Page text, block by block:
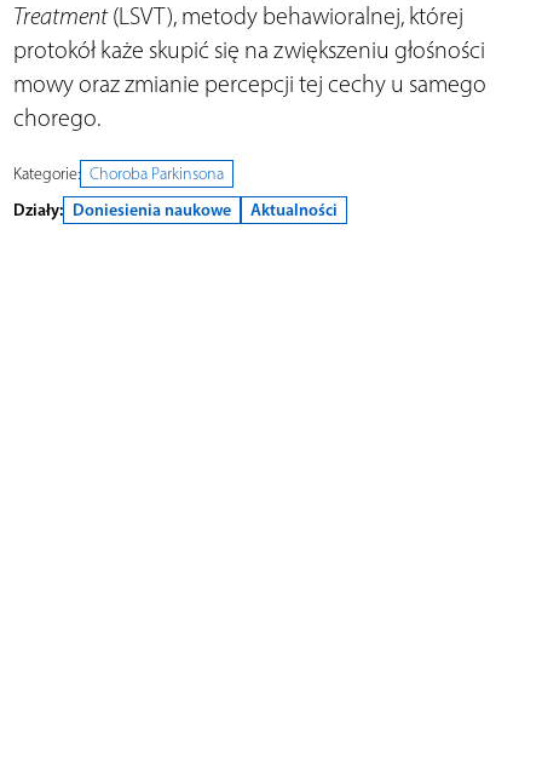
Treatment(LSVT), metody behawioralnej, której
protokół każe skupić się na zwiększeniu głośności
mowy oraz zmianie percepcji tej cechy u samego
chorego.
Kategorie: Choroba Parkinsona
Działy: Doniesienia naukowe Aktualności